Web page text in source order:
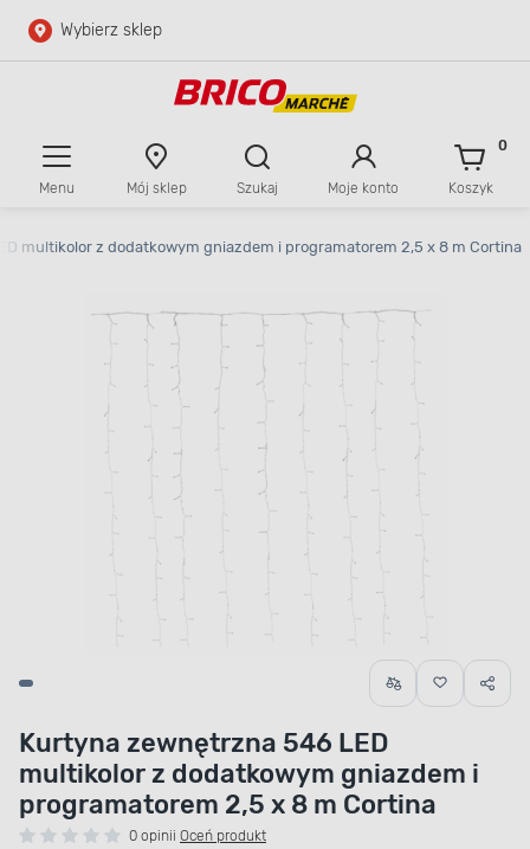
Przejdź do głównej zawartości
Wybierz sklep
Menu Mój sklep Szukaj Moje konto Koszyk
0
multikolor z dodatkowym gniazdem i programatorem 2,5 x 8 m Cortina
Kurtyna zewnętrzna 546 LED
multikolor z dodatkowym gniazdem i
programatorem 2,5 x 8 m Cortina
0 opinii Oceń produkt